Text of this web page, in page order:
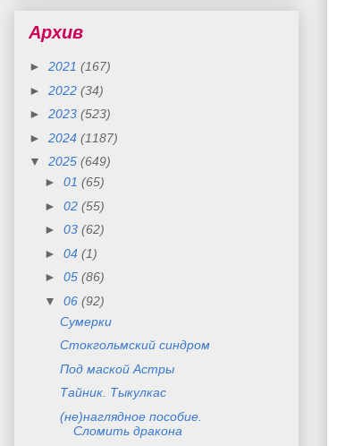
Архив
► 2021 (167)
► 2022 (34)
► 2023 (523)
► 2024 (1187)
▼ 2025 (649)
► 01 (65)
► 02 (55)
► 03 (62)
► 04 (1)
► 05 (86)
▼ 06 (92)
Сумерки
Стокгольмский синдром
Под маской Астры
Тайник. Тыкулкас
(не)наглядное пособие.
Сломить дракона